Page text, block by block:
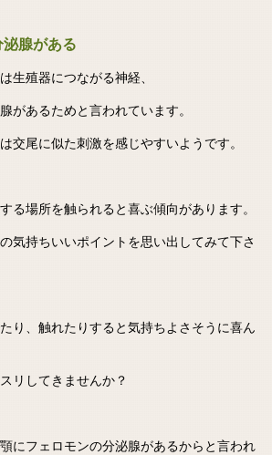
腺がある
生殖器につながる神経、
があるためと言われています。
交尾に似た刺激を感じやすいようです。
る場所を触られると喜ぶ傾向があります。
気持ちいいポイントを思い出してみて下さ
り、触れたりすると気持ちよさそうに喜ん
リしてきませんか？
にフェロモンの分泌腺があるからと言われ